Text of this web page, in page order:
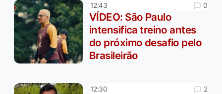
12:43 0
VÍDEO: São Paulo
intensifica treino antes
do próximo desafio pelo
Brasileirão
12:30 2